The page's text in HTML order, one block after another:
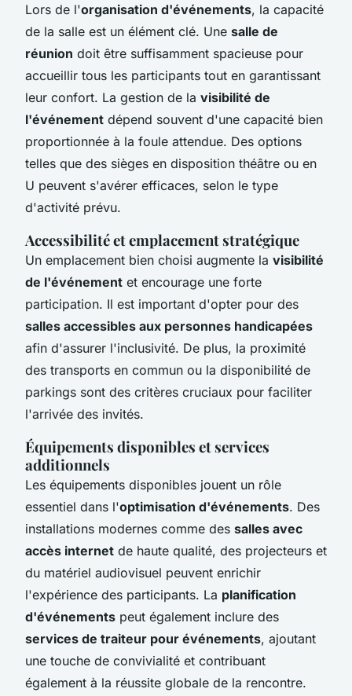
Lors de l'organisation d'événements, la capacité
de la salle est un élément clé. Une salle de
réunion doit être suffisamment spacieuse pour
accueillir tous les participants tout en garantissant
leur confort. La gestion de la visibilité de
l'événement dépend souvent d'une capacité bien
proportionnée à la foule attendue. Des options
telles que des sièges en disposition théâtre ou en
U peuvent s'avérer efficaces, selon le type
d'activité prévu.
Accessibilité et emplacement stratégique
Un emplacement bien choisi augmente la visibilité
de l'événement et encourage une forte
participation. Il est important d'opter pour des
salles accessibles aux personnes handicapées
afin d'assurer l'inclusivité. De plus, la proximité
des transports en commun ou la disponibilité de
parkings sont des critères cruciaux pour faciliter
l'arrivée des invités.
Équipements disponibles et services
additionnels
Les équipements disponibles jouent un rôle
essentiel dans l'optimisation d'événements. Des
installations modernes comme des salles avec
accès internet de haute qualité, des projecteurs et
du matériel audiovisuel peuvent enrichir
l'expérience des participants. La planification
d'événements peut également inclure des
services de traiteur pour événements, ajoutant
une touche de convivialité et contribuant
également à la réussite globale de la rencontre.